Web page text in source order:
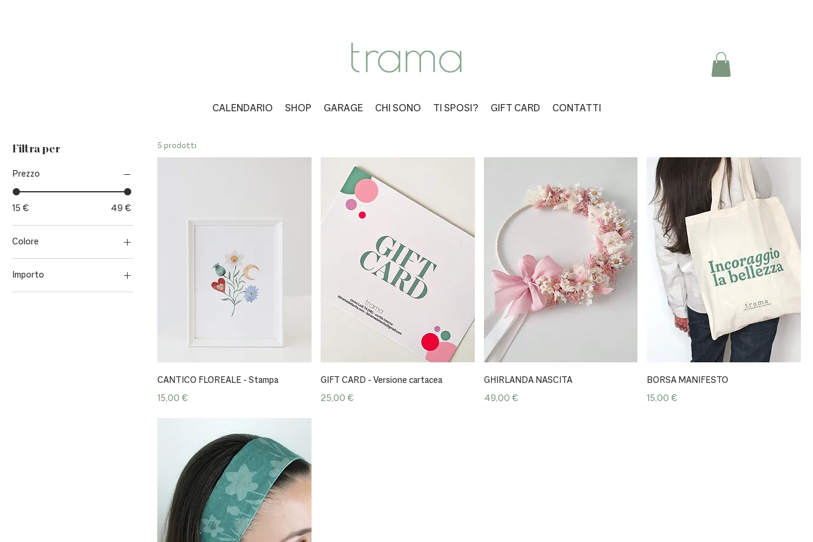
CALENDARIO SHOP GARAGE CHI SONO TI SPOSI? GIFT CARD CONTATTI
Filtra per
Prezzo
15 € 49 €
Colore
Importo
5 prodotti
Vista rapida
CANTICO FLOREALE - Stampa
Prezzo
15,00 €
Vista rapida
GIFT CARD - Versione cartacea
Prezzo
25,00 €
Vista rapida
GHIRLANDA NASCITA
Prezzo
49,00 €
Vista rapida
BORSA MANIFESTO
Prezzo
15,00 €